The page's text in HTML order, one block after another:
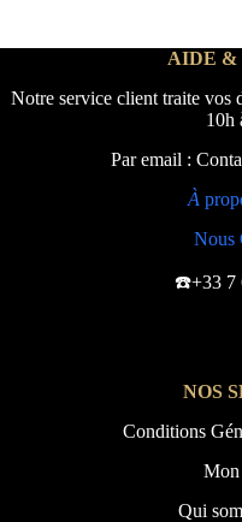
AIDE &
Notre service client traite vos
10h
Par email :
À
Nous
☎️+33 7
NOS
Conditions
Mon
Qui